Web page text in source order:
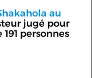
au
jugé pour
personnes